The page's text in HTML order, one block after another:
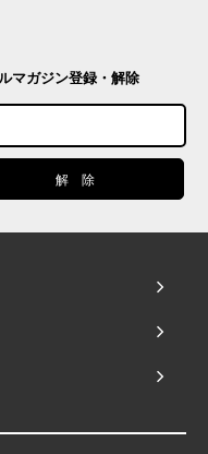
マガジン登録・解除